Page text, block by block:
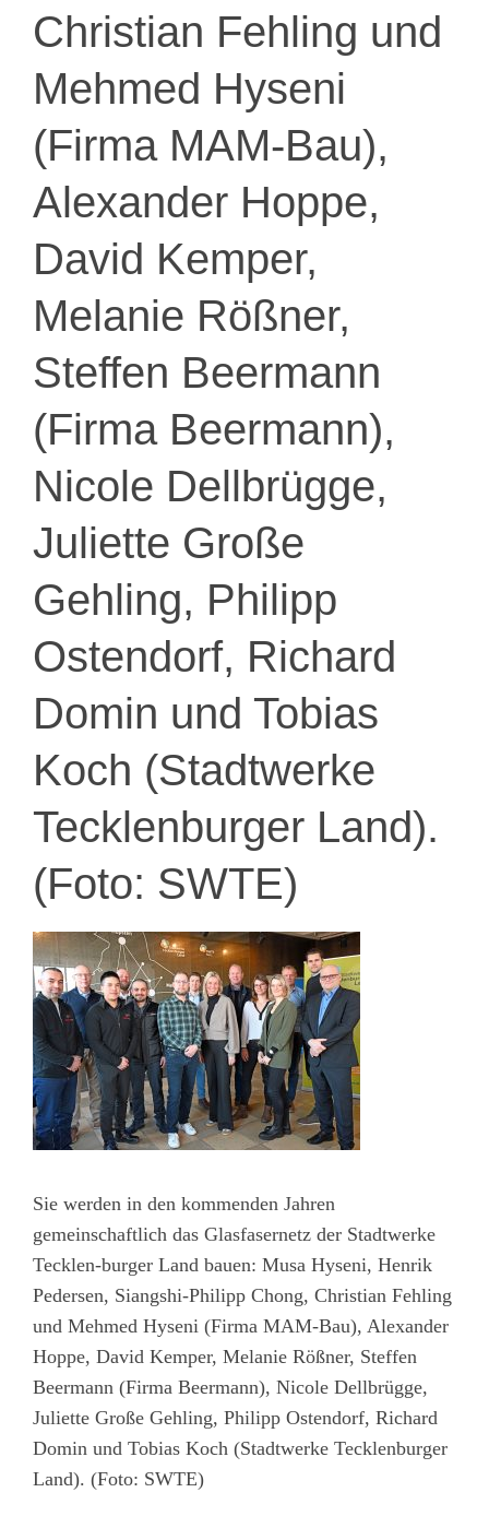
Christian Fehling und
Mehmed Hyseni
(Firma MAM-Bau),
Alexander Hoppe,
David Kemper,
Melanie Rößner,
Steffen Beermann
(Firma Beermann),
Nicole Dellbrügge,
Juliette Große
Gehling, Philipp
Ostendorf, Richard
Domin und Tobias
Koch (Stadtwerke
Tecklenburger Land).
(Foto: SWTE)
Sie werden in den kommenden Jahren
gemeinschaftlich das Glasfasernetz der Stadtwerke
Tecklen-burger Land bauen: Musa Hyseni, Henrik
Pedersen, Siangshi-Philipp Chong, Christian Fehling
und Mehmed Hyseni (Firma MAM-Bau), Alexander
Hoppe, David Kemper, Melanie Rößner, Steffen
Beermann (Firma Beermann), Nicole Dellbrügge,
Juliette Große Gehling, Philipp Ostendorf, Richard
Domin und Tobias Koch (Stadtwerke Tecklenburger
Land). (Foto: SWTE)